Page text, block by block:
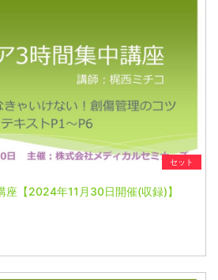
セット
座【2024年11月30日開催(収録)】